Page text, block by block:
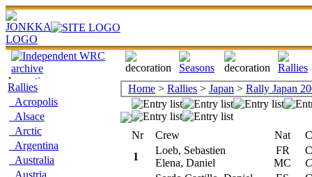
Rallies
Acropolis
Alsace
Arctic
Argentina
Australia
Austria
Home > Rallies > Japan > Rally Japan
Nr Crew Nat
1
Loeb, Sebastien
Elena, Daniel
FR
MC